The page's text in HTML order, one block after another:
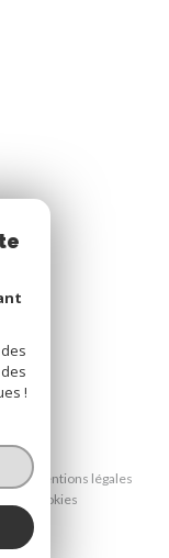
Mentions légales
Cookies
!